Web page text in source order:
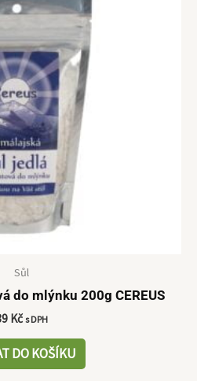
Sůl
do mlýnku 200g CEREUS
Kč s DPH
DO KOŠÍKU